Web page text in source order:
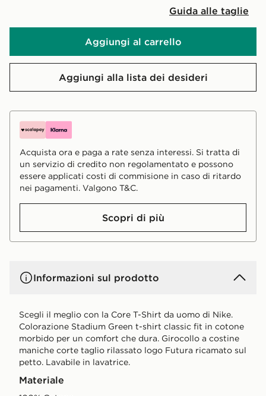
Guida alle taglie
Aggiungi al carrello
Aggiungi alla lista dei desideri
Acquista ora e paga a rate senza interessi. Si tratta di
un servizio di credito non regolamentato e possono
essere applicati costi di commisione in caso di ritardo
nei pagamenti. Valgono T&C.
Scopri di più
Informazioni sul prodotto
Scegli il meglio con la Core T-Shirt da uomo di Nike.
Colorazione Stadium Green t-shirt classic fit in cotone
morbido per un comfort che dura. Girocollo a costine
maniche corte taglio rilassato logo Futura ricamato sul
petto. Lavabile in lavatrice.
Materiale